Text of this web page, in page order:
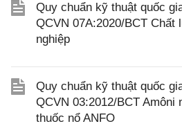
Quy chuẩn kỹ thuật quốc
QCVN 07A:2020/BCT Chất
nghiệp
Quy chuẩn kỹ thuật quốc
QCVN 03:2012/BCT Amôni
thuốc nổ ANFO